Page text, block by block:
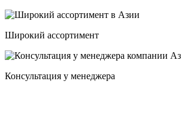
Широкий ассортимент
Консультация у менеджера